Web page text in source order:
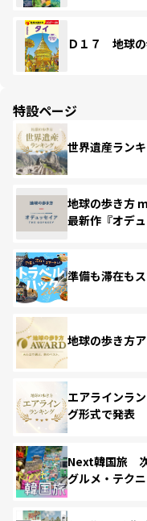
Ｄ１７ 地球
特設ページ
世界遺産ラン
地球の歩き方
最新作『オデュ
準備も滞在も
地球の歩き方
エアラインラ
グ形式で発表
Next韓国旅 次
グルメ・テク